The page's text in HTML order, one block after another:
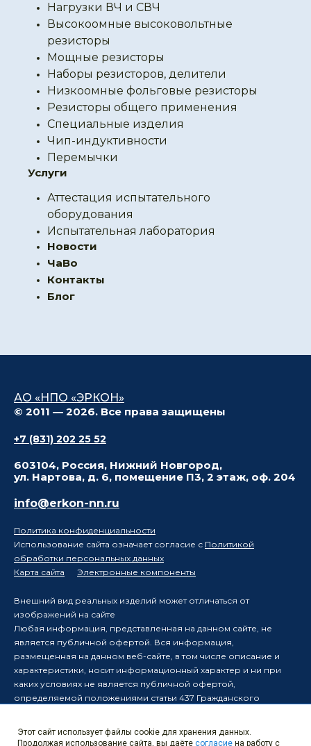
Нагрузки ВЧ и СВЧ
Высокоомные высоковольтные
резисторы
Мощные резисторы
Наборы резисторов, делители
Низкоомные фольговые резисторы
Резисторы общего применения
Специальные изделия
Чип-индуктивности
Перемычки
Услуги
Аттестация испытательного
оборудования
Испытательная лаборатория
Новости
ЧаВо
Контакты
Блог
АО «НПО «ЭРКОН»
© 2011 — 2026. Все права защищены
+7 (831) 202 25 52
603104, Россия, Нижний Новгород,
ул. Нартова, д. 6, помещение П3, 2 этаж, оф. 204
info@erkon-nn.ru
Политика конфиденциальности
Использование сайта означает согласие с Политикой
обработки персональных данных
Карта сайта
Электронные компоненты
Внешний вид реальных изделий может отличаться от
изображений на сайте
Любая информация, представленная на данном сайте, не
является публичной офертой. Вся информация,
размещенная на данном веб-сайте, в том числе описание и
характеристики, носит информационный характер и ни при
каких условиях не является публичной офертой,
определяемой положениями статьи 437 Гражданского
Производитель оставляет за собой право в одностороннем
порядке вносить изменения в информацию, размещенную на
Этот сайт использует файлы cookie для хранения данных.
Продолжая использование сайта, вы даёте согласие на работу с